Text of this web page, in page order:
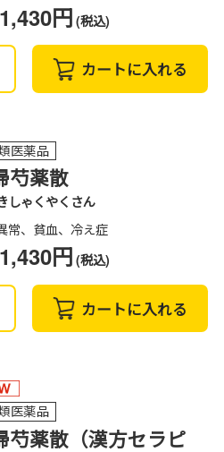
1,430円 (税込)
カートに入れる
医薬品
芍薬散
しゃくやくさん
常、貧血、冷え症
1,430円 (税込)
カートに入れる
医薬品
芍薬散（漢方セラピ